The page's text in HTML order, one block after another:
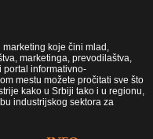
marketing koje čini mlad,
marketinga, prevodilaštva,
portal informativno-
mestu možete pročitati sve što
kako u Srbiji tako i u regionu,
industrijskog sektora za